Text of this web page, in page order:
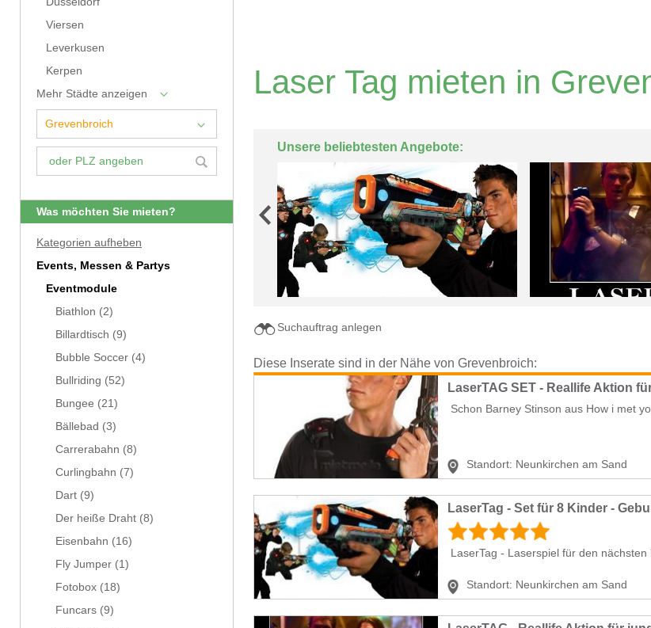
Viersen
Leverkusen
Kerpen
Mehr Städte anzeigen
Was möchten Sie mieten?
Kategorien aufheben
Events, Messen & Partys
Eventmodule
Biathlon (2)
Billardtisch (9)
Bubble Soccer (4)
Bullriding (52)
Bungee (21)
Bällebad (3)
Carrerabahn (8)
Curlingbahn (7)
Dart (9)
Der heiße Draht (8)
Eisenbahn (16)
Fly Jumper (1)
Fotobox (18)
Funcars (9)
Laser Tag mieten in
Unsere beliebtesten Angebote:
Suchauftrag anlegen
Diese Inserate sind in der Nähe von Grevenbroich:
LaserTAG SET - Reallife Aktion
Schon Barney Stinson aus How i met
Standort: Neunkirchen am Sand
LaserTag - Set für 8 Kinder -
LaserTag - Laserspiel für den nächsten
Standort: Neunkirchen am Sand